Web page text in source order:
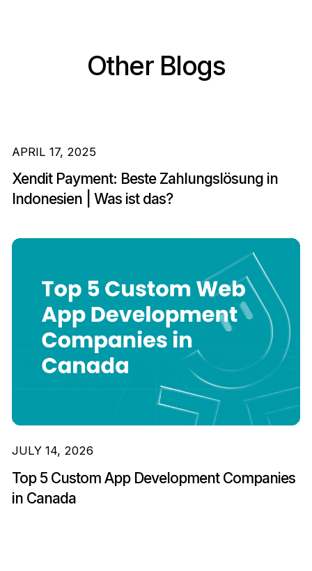
Other Blogs
APRIL 17, 2025
Xendit Payment: Beste Zahlungslösung in
Indonesien | Was ist das?
JULY 14, 2026
Top 5 Custom App Development Companies
in Canada